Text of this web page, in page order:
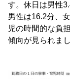
す。休日は男性
男性は16.2分、
児の時間的な負
傾向が見られまし